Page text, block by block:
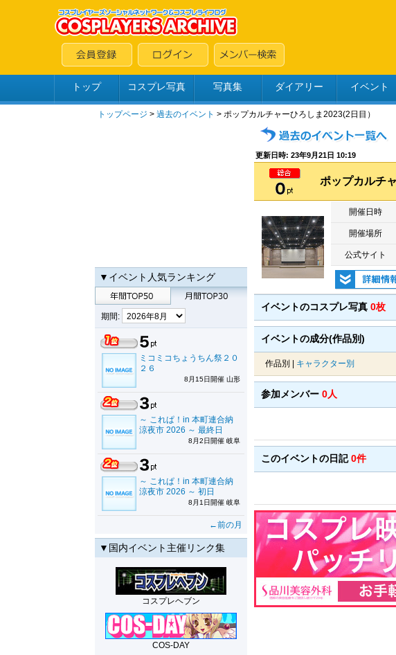
トップ コスプレ写真 写真集 ダイアリー イベント
トップページ > 過去のイベント > ポップカルチャーひろしま2023(2日目）
▼イベント人気ランキング
期間:
ミコミコちょうちん祭２０
２６
8月15日開催 山形
～ これぱ！in 本町連合納
涼夜市 2026 ～ 最終日
8月2日開催 岐阜
～ これぱ！in 本町連合納
涼夜市 2026 ～ 初日
8月1日開催 岐阜
←前の月
▼国内イベント主催リンク集
コスプレヘブン
COS-DAY
更新日時: 23年9月21日 10:19
ポップカルチ
開催日時
開催場所
公式サイト
イベントのコスプレ写真 0枚
イベントの成分(作品別)
作品別 | キャラクター別
参加メンバー 0人
このイベントの日記0件